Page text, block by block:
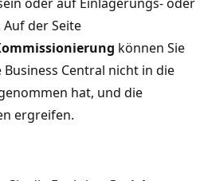
der Seite
können Sie
Central nicht in die
hat, und die
ergreifen.